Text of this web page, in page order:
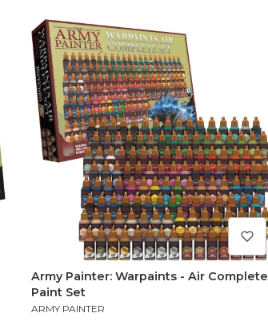
Army Painter: Warpaints - Air Complete
Paint Set
PRODUCENT
ARMY PAINTER